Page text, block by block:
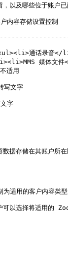
以及哪些位于账户已
容存储设置
通话录音</
媒体文
| 不适用
| 转写文
| 转写文字
据存储在其账户所在
适用的客户内容类型
以选择将适用的